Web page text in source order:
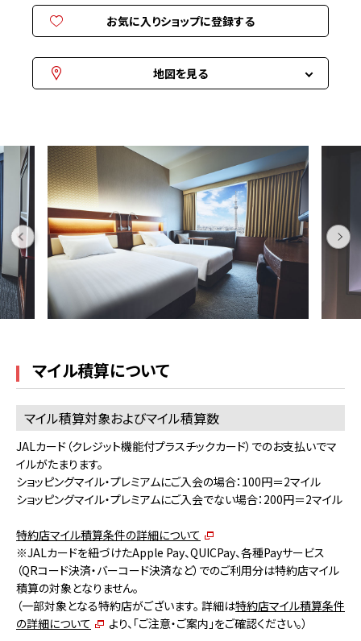
お気に入りショップに登録する
地図を見る
マイル積算について
マイル積算対象およびマイル積算数
JALカード（クレジット機能付プラスチックカード）でのお支払いでマ
イルがたまります。
ショッピングマイル・プレミアムにご入会の場合：100円＝2マイル
ショッピングマイル・プレミアムにご入会でない場合：200円＝2マイル
特約店マイル積算条件の詳細について
※JALカードを紐づけたApple Pay、QUICPay、各種Payサービス
（QRコード決済・バーコード決済など）でのご利用分は特約店マイル
積算の対象となりません。
（一部対象となる特約店がございます。 詳細は特約店マイル積算条件
の詳細について
より、「ご注意・ご案内」をご確認ください。）